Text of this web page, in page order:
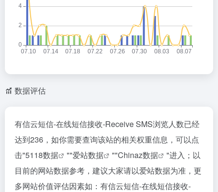
数据评估
有信云短信-在线短信接收-Receive SMS浏览人数已经
达到236，如你需要查询该站的相关权重信息，可以点
击"5118数据 ""爱站数据 ""Chinaz数据
"进入；以
目前的网站数据参考，建议大家请以爱站数据为准，更
多网站价值评估因素如：有信云短信-在线短信接收-